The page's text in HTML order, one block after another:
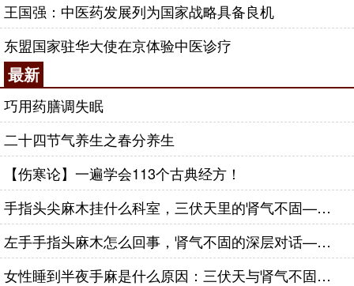
王国强：中医药发展列为国家战略具备良机
东盟国家驻华大使在京体验中医诊疗
最新
巧用药膳调失眠
二十四节气养生之春分养生
【伤寒论】一遍学会113个古典经方！
手指头尖麻木挂什么科室，三伏天里的肾气不固——肾合jjn
左手手指头麻木怎么回事，肾气不固的深层对话——肾合jjn
女性睡到半夜手麻是什么原因：三伏天与肾气不固的深层对话